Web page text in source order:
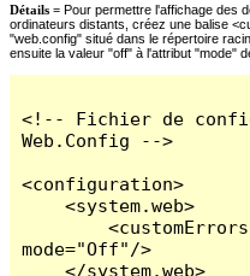
Détails = Pour permettre l'affichage des
ordinateurs distants, créez une balise
"web.config" situé dans le répertoire
ensuite la valeur "off" à l'attribut "mode"
<!-- Fichier de
Web.Config -->
<configuration>
    <system.web>
        <customErrors
mode="Off"/>
    </system.web>